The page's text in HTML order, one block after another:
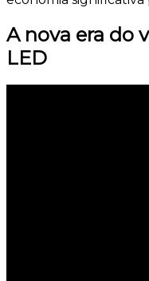
A nova era do
LED